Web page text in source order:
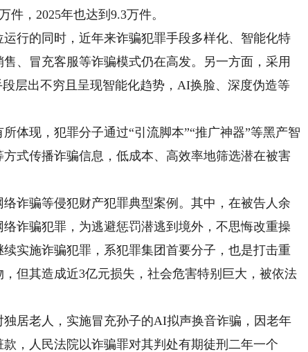
件，2025年也达到9.3万件。
的同时，近年来诈骗犯罪手段多样化、智能化特
、冒充客服等诈骗模式仍在高发。另一方面，采用
层出不穷且呈现智能化趋势，AI换脸、深度伪造等
现，犯罪分子通过“引流脚本”“推广神器”等黑产智
式传播诈骗信息，低成本、高效率地筛选潜在被害
骗等侵犯财产犯罪典型案例。其中，在被告人余
诈骗犯罪，为逃避惩罚潜逃到境外，不思悔改重操
实施诈骗犯罪，系犯罪集团首要分子，也是打击重
但其造成近3亿元损失，社会危害特别巨大，被依法
老人，实施冒充孙子的AI拟声换音诈骗，因老年
，人民法院以诈骗罪对其判处有期徒刑二年一个